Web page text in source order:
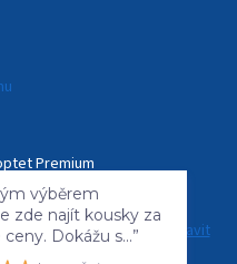
Premium
práva vyhrazena.
Upravit
výběrem
zde najít kousky za
Dokážu s...”
doporučuje